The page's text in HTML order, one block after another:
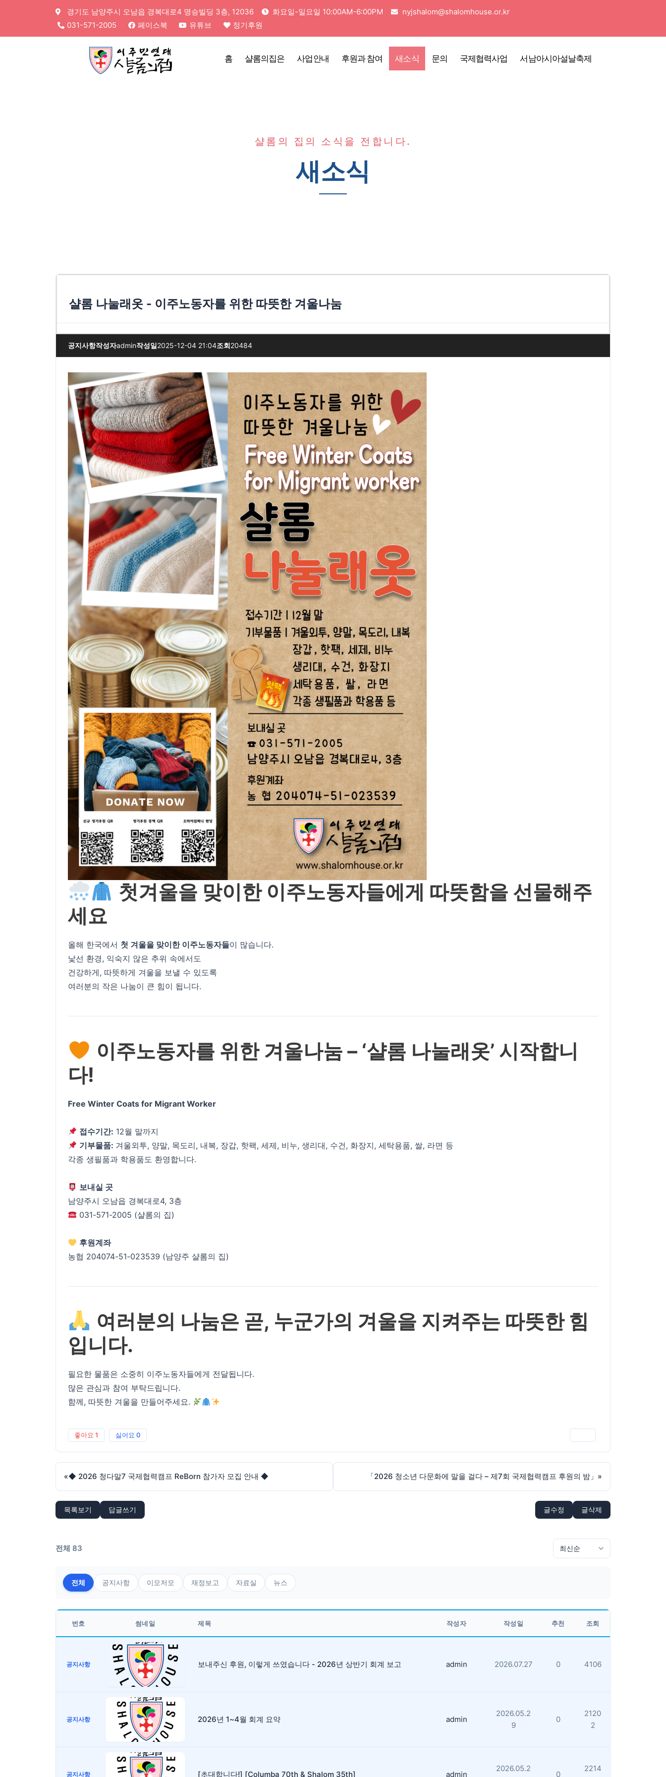
경기도 남양주시 오남읍 경복대로4 명승빌딩 3층, 12036 화요일-일요일 10:00AM-6:00PM
nyjshalom@shalomhouse.or.kr
031-571-2005
페이스북 유튜브 정기후원
홈 샬롬의집은 사업안내 후원과 참여 새소식 문의 국제협력사업 서남아시아설날축제
샬롬의 집의 소식을 전합니다.
새소식
샬롬 나눌래옷 - 이주노동자를 위한 따뜻한 겨울나눔
공지사항작성자admin작성일2025-12-04 21:04조회20484
첫겨울을 맞이한 이주노동자들에게 따뜻함을 선물해주
세요
올해 한국에서 첫 겨울을 맞이한 이주노동자들이 많습니다.
낯선 환경, 익숙지 않은 추위 속에서도
건강하게, 따뜻하게 겨울을 보낼 수 있도록
여러분의 작은 나눔이 큰 힘이 됩니다.
이주노동자를 위한 겨울나눔 – ‘샬롬 나눌래옷’ 시작합니
다!
Free Winter Coats for Migrant Worker
접수기간: 12월 말까지
기부물품: 겨울외투, 양말, 목도리, 내복, 장갑, 핫팩, 세제, 비누, 생리대, 수건, 화장지, 세탁용품, 쌀, 라면 등
각종 생필품과 학용품도 환영합니다.
보내실 곳
남양주시 오남읍 경복대로4, 3층
031-571-2005 (샬롬의 집)
후원계좌
농협 204074-51-023539 (남양주 샬롬의 집)
여러분의 나눔은 곧, 누군가의 겨울을 지켜주는 따뜻한 힘
입니다.
필요한 물품은 소중히 이주노동자들에게 전달됩니다.
많은 관심과 참여 부탁드립니다.
함께, 따뜻한 겨울을 만들어주세요.
좋아요 1 싫어요 0
«◆ 2026 청다말7 국제협력캠프 ReBorn 참가자 모집 안내 ◆ 「2026 청소년 다문화에 말을 걸다 – 제7회 국제협력캠프 후원의 밤」 »
목록보기 답글쓰기 글수정 글삭제
전체 83
전체 공지사항 이모저모 재정보고 자료실 뉴스
번호 썸네일 제목 작성자 작성일 추천 조회
공지사항 보내주신 후원, 이렇게 쓰였습니다 - 2026년 상반기 회계 보고 admin 2026.07.27 0 4106
공지사항 2026년 1~4월 회계 요약 admin
2026.05.2
9
0
2120
2
공지사항 [초대합니다!] [Columba 70th & Shalom 35th] admin
2026.05.2
0
2214